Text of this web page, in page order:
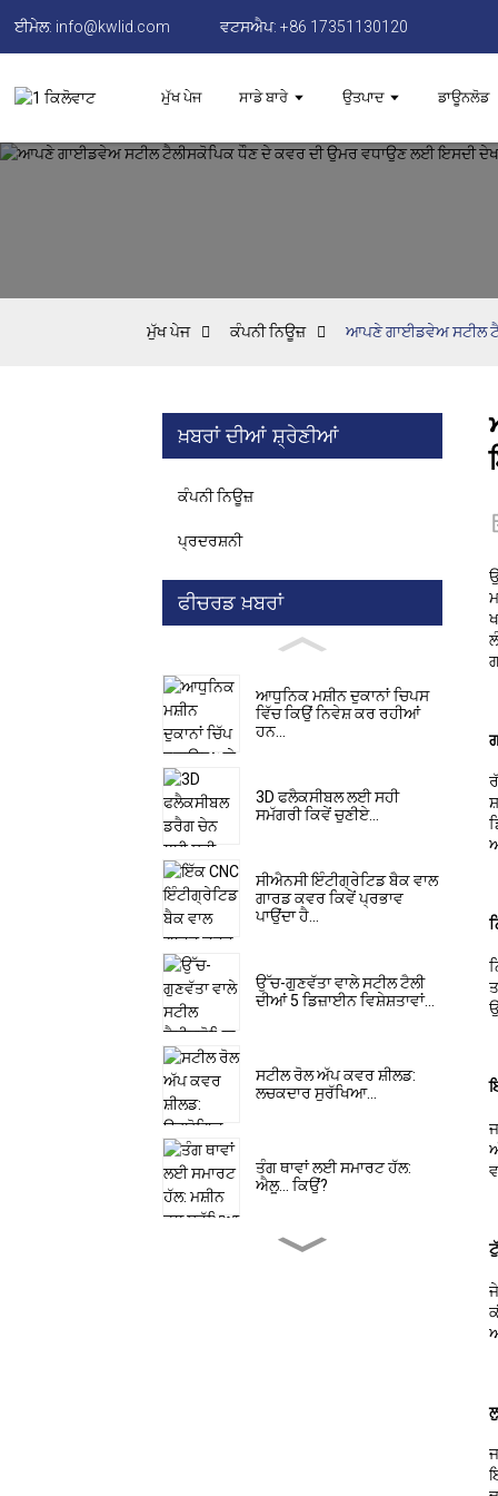
ਈਮੇਲ: info@kwlid.com ਵਟਸਐਪ: +86 17351130120
ਮੁੱਖ ਪੇਜ ਸਾਡੇ ਬਾਰੇ ਉਤਪਾਦ ਡਾਊਨਲੋਡ
ਮੁੱਖ ਪੇਜ ਕੰਪਨੀ ਨਿਊਜ਼ ਆਪਣੇ ਗਾਈਡਵੇਅ ਸਟੀਲ
ਖ਼ਬਰਾਂ ਦੀਆਂ ਸ਼੍ਰੇਣੀਆਂ
ਕੰਪਨੀ ਨਿਊਜ਼
ਪ੍ਰਦਰਸ਼ਨੀ
ਫੀਚਰਡ ਖ਼ਬਰਾਂ
ਆਧੁਨਿਕ ਮਸ਼ੀਨ ਦੁਕਾਨਾਂ ਚਿਪਸ
ਵਿੱਚ ਕਿਉਂ ਨਿਵੇਸ਼ ਕਰ ਰਹੀਆਂ
ਹਨ...
3D ਫਲੈਕਸੀਬਲ ਲਈ ਸਹੀ
ਸਮੱਗਰੀ ਕਿਵੇਂ ਚੁਣੀਏ...
ਸੀਐਨਸੀ ਇੰਟੀਗ੍ਰੇਟਿਡ ਬੈਕ ਵਾਲ
ਗਾਰਡ ਕਵਰ ਕਿਵੇਂ ਪ੍ਰਭਾਵ
ਪਾਉਂਦਾ ਹੈ...
ਉੱਚ-ਗੁਣਵੱਤਾ ਵਾਲੇ ਸਟੀਲ ਟੈਲੀ
ਦੀਆਂ 5 ਡਿਜ਼ਾਈਨ ਵਿਸ਼ੇਸ਼ਤਾਵਾਂ...
ਸਟੀਲ ਰੋਲ ਅੱਪ ਕਵਰ ਸ਼ੀਲਡ:
ਲਚਕਦਾਰ ਸੁਰੱਖਿਆ...
ਤੰਗ ਥਾਵਾਂ ਲਈ ਸਮਾਰਟ ਹੱਲ:
ਐਲੂ... ਕਿਉਂ?